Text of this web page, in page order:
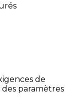
de
paramètres